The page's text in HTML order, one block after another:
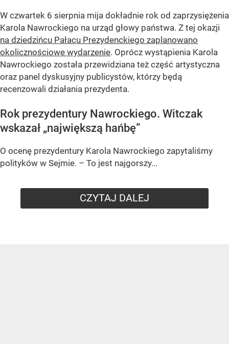
W czwartek 6 sierpnia mija dokładnie rok od zaprzysiężenia
Karola Nawrockiego na urząd głowy państwa. Z tej okazji
na dziedzińcu Pałacu Prezydenckiego zaplanowano
okolicznościowe wydarzenie. Oprócz wystąpienia Karola
Nawrockiego została przewidziana też część artystyczna
oraz panel dyskusyjny publicystów, którzy będą
recenzowali działania prezydenta.
Rok prezydentury Nawrockiego. Witczak
wskazał „największą hańbę”
O ocenę prezydentury Karola Nawrockiego zapytaliśmy
polityków w Sejmie. – To jest najgorszy...
CZYTAJ DALEJ